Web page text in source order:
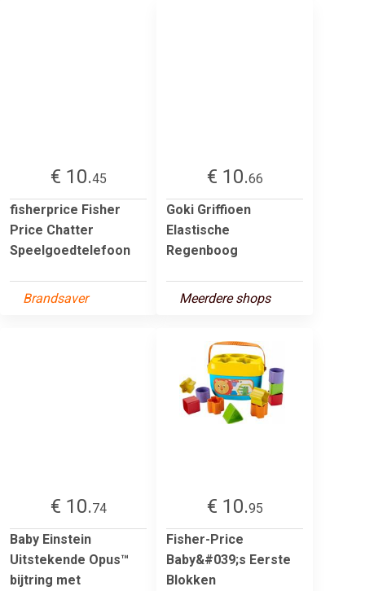
€ 10.45
fisherprice Fisher
Price Chatter
Speelgoedtelefoon
Brandsaver
€ 10.66
Goki Griffioen
Elastische
Regenboog
Meerdere shops
€ 10.74
Baby Einstein
Uitstekende Opus™
bijtring met
€ 10.95
Fisher-Price
Baby&#039;s Eerste
Blokken